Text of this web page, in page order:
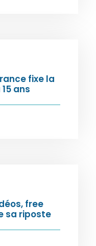
fixe la
ans
free
sa riposte